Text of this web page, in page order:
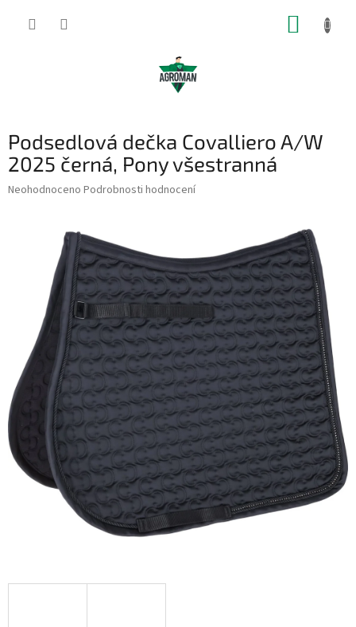
Podsedlová dečka Covalliero A/W
2025 černá, Pony všestranná
Průměrné
hvězdiček.
Neohodnoceno Podrobnosti hodnocení